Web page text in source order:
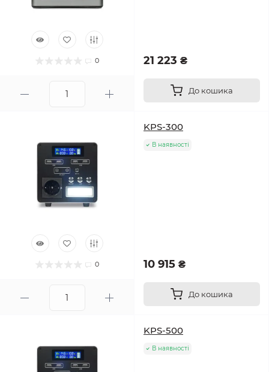
0 21 223 ₴
До кошика
0
KPS-300
В наявності
10 915 ₴
До кошика
KPS-500
В наявності